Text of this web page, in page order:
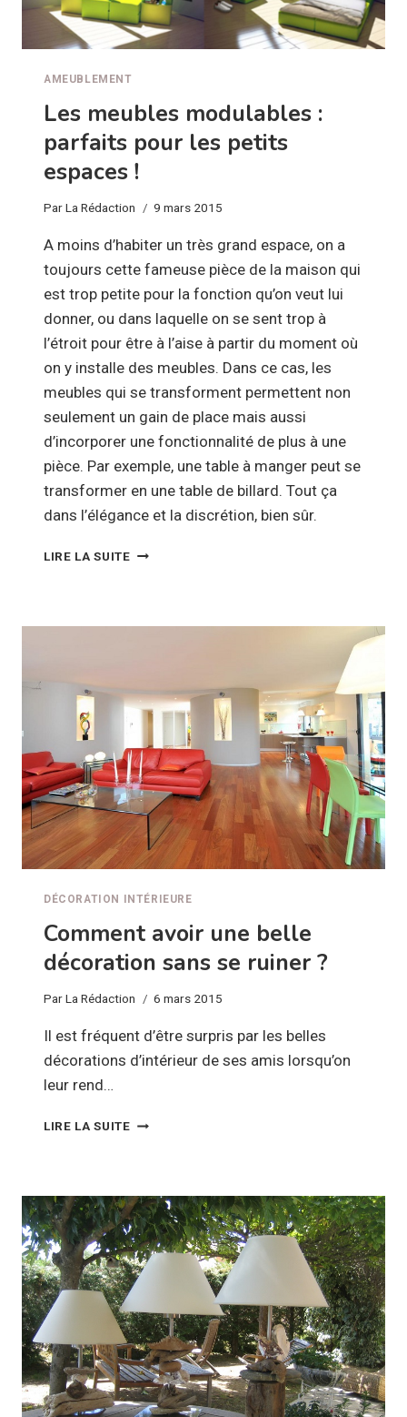
AMEUBLEMENT
Les meubles modulables :
parfaits pour les petits
espaces !
ParLa Rédaction 9 mars 2015
A moins d’habiter un très grand espace, on a
toujours cette fameuse pièce de la maison qui
est trop petite pour la fonction qu’on veut lui
donner, ou dans laquelle on se sent trop à
l’étroit pour être à l’aise à partir du moment où
on y installe des meubles. Dans ce cas, les
meubles qui se transforment permettent non
seulement un gain de place mais aussi
d’incorporer une fonctionnalité de plus à une
pièce. Par exemple, une table à manger peut se
transformer en une table de billard. Tout ça
dans l’élégance et la discrétion, bien sûr.
LIRE LA SUITELES
PARFAITS
ESPACES
!
DÉCORATION INTÉRIEURE
Comment avoir une belle
décoration sans se ruiner ?
ParLa Rédaction 6 mars 2015
Il est fréquent d’être surpris par les belles
décorations d’intérieur de ses amis lorsqu’on
leur rend…
LIRE LA SUITECOMMENT
DÉCORATION
SANS
SE
RUINER
?